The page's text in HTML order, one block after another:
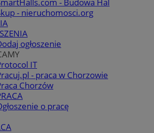
- nieruchomosci.org
ogłoszenie
IT
- praca w Chorzowie
Chorzów
o pracę